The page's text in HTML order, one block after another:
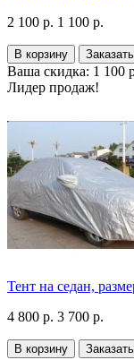
2 100 р. 1 100 р.
В корзину Заказать
Ваша скидка: 1 100
Лидер продаж!
Тент на седан,
4 800 р. 3 700 р.
В корзину Заказать